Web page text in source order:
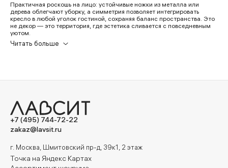
Практичная роскошь на лицо: устойчивые ножки из металла или
дерева облегчают уборку, а симметрия позволяет интегрировать
кресло в любой уголок гостиной, сохраняя баланс пространства. Это
не декор — это территория, где эстетика сливается с повседневным
уютом.
Анатомия релакса, эргономика для глубокого отдыха
высокой плотности адаптируются к контурам тела, пружинные блоки
амортизируют движения, а правильная геометрия спинки следует
изгибу позвоночника.
Практичность в деталях: обивка устойчива к выцветанию и пятнам,
фурнитура без скрипов служит десятилетиями.
Сценарии расстановки в гостиной
Одиночное оригинальное кресло в гостиной становится уголком для
чтения, задавая акцент минималистичному интерьеру — дополните
+7 (495) 744-72-22
zakaz@lavsit.ru
г. Москва, Шмитовский пр-д, 39к1, 2 этаж
Точка на Яндекс Картах